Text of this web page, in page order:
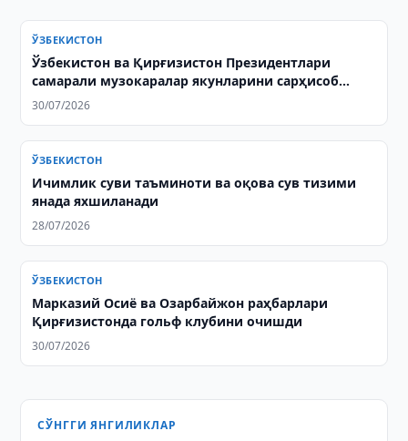
ЎЗБЕКИСТОН
Ўзбекистон ва Қирғизистон Президентлари
самарали музокаралар якунларини сарҳисоб
қилдилар
30/07/2026
ЎЗБЕКИСТОН
Ичимлик суви таъминоти ва оқова сув тизими
янада яхшиланади
28/07/2026
ЎЗБЕКИСТОН
Марказий Осиё ва Озарбайжон раҳбарлари
Қирғизистонда гольф клубини очишди
30/07/2026
СЎНГГИ ЯНГИЛИКЛАР